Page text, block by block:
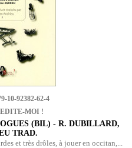
10-92382-62-4
EDITE-MOI !
(BIL) - R. DUBILLARD,
TRAD.
et très drôles, à jouer en occitan,...